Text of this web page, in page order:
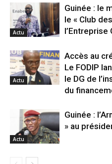
Actu
Guinée : le
le « Club
l’Entreprise
Actu
Accès au
Le FODIP
le DG de
du
Actu
Guinée :
» au